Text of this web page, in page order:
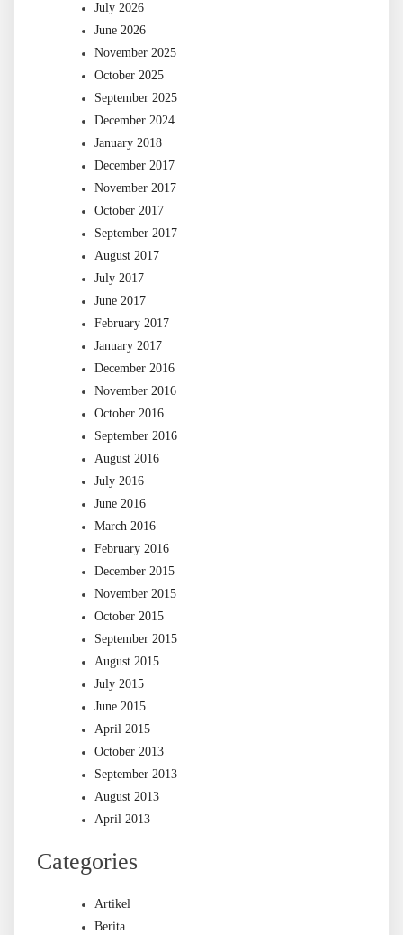
July 2026
June 2026
November 2025
October 2025
September 2025
December 2024
January 2018
December 2017
November 2017
October 2017
September 2017
August 2017
July 2017
June 2017
February 2017
January 2017
December 2016
November 2016
October 2016
September 2016
August 2016
July 2016
June 2016
March 2016
February 2016
December 2015
November 2015
October 2015
September 2015
August 2015
July 2015
June 2015
April 2015
October 2013
September 2013
August 2013
April 2013
Categories
Artikel
Berita